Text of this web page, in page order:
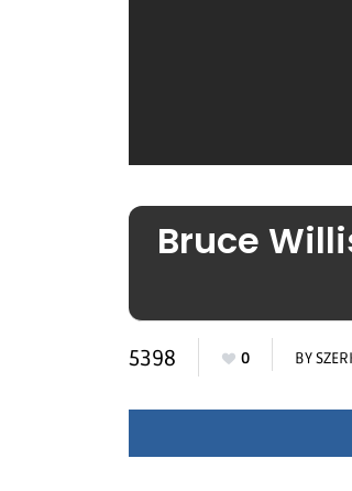
Bruce
5398 0 BY